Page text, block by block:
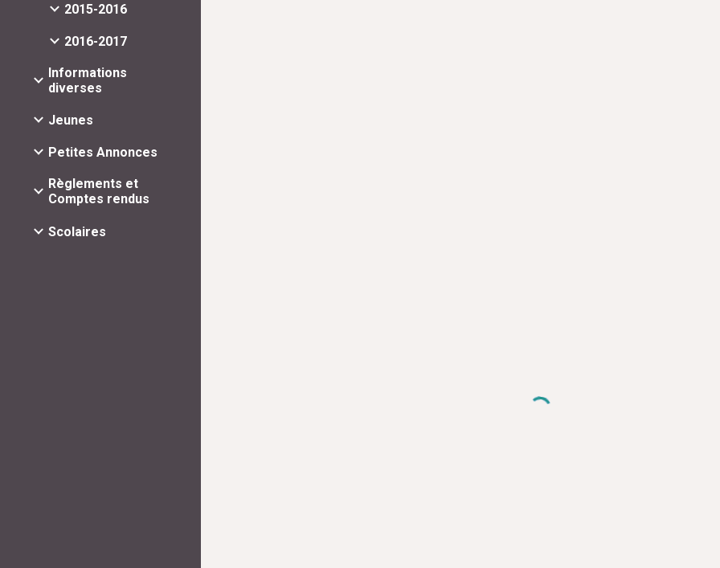
2015-2016
2016-2017
Informations
diverses
Jeunes
Petites Annonces
Règlements et
Comptes rendus
Scolaires